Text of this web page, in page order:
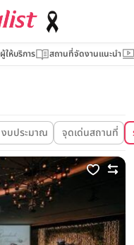
ผู้ให้บริการ สถานที่จัดงานแนะนำ
งบประมาณ จุดเด่นสถานที่